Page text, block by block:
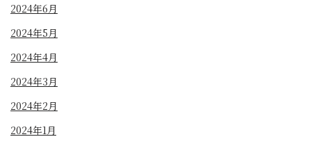
2024年6月
2024年5月
2024年4月
2024年3月
2024年2月
2024年1月